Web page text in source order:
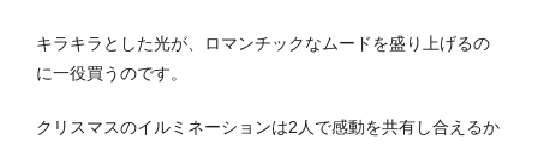
キラキラとした光が、ロマンチックなムードを盛り上げるの
に一役買うのです。
クリスマスのイルミネーションは2人で感動を共有し合えるか